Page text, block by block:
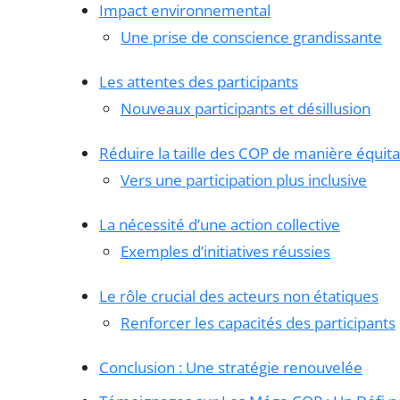
Impact environnemental
Une prise de conscience grandissante
Les attentes des participants
Nouveaux participants et désillusion
Réduire la taille des COP de manière
Vers une participation plus inclusive
La nécessité d’une action collective
Exemples d’initiatives réussies
Le rôle crucial des acteurs non étatiques
Renforcer les capacités des participants
Conclusion : Une stratégie renouvelée